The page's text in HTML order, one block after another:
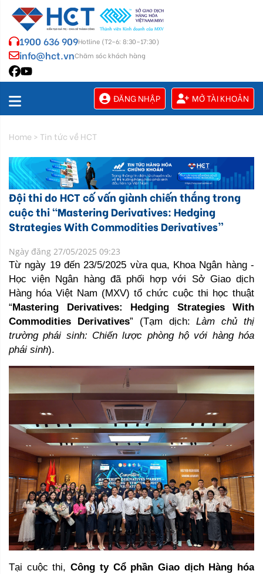
1900 636 909Hotline (T2–6: 8:30–17:30)
info@hct.vnChăm sóc khách hàng
ĐĂNG NHẬP MỞ TÀI KHOẢN
Home > Tin tức về HCT
Đội thi do HCT cố vấn giành chiến thắng trong
cuộc thi “Mastering Derivatives: Hedging
Strategies With Commodities Derivatives”
Ngày đăng 27/05/2025 09:23
Từ ngày 19 đến 23/5/2025 vừa qua, Khoa Ngân hàng -
Học viện Ngân hàng đã phối hợp với Sở Giao dịch
Hàng hóa Việt Nam (MXV) tổ chức cuộc thi học thuật
“Mastering Derivatives: Hedging Strategies With
Commodities Derivatives” (Tạm dịch: Làm chủ thị
trường phái sinh: Chiến lược phòng hộ với hàng hóa
phái sinh).
Tại cuộc thi, Công ty Cổ phần Giao dịch Hàng hóa